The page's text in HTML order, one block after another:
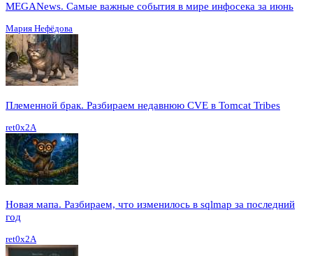
MEGANews. Cамые важные события в мире инфосека за июнь
Мария Нефёдова
Племенной брак. Разбираем недавнюю CVE в Tomcat Tribes
ret0x2A
Новая мапа. Разбираем, что изменилось в sqlmap за последний
год
ret0x2A